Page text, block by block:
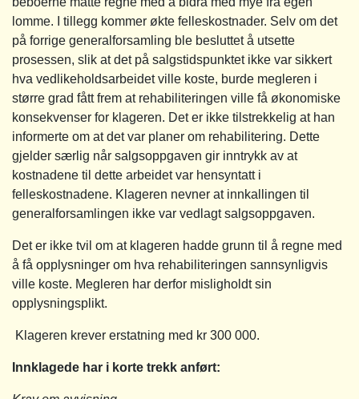
lomme. I tillegg kommer økte felleskostnader. Selv om det
på forrige generalforsamling ble besluttet å utsette
prosessen, slik at det på salgstidspunktet ikke var sikkert
hva vedlikeholdsarbeidet ville koste, burde megleren i
større grad fått frem at rehabiliteringen ville få økonomiske
konsekvenser for klageren. Det er ikke tilstrekkelig at han
informerte om at det var planer om rehabilitering. Dette
gjelder særlig når salgsoppgaven gir inntrykk av at
kostnadene til dette arbeidet var hensyntatt i
felleskostnadene. Klageren nevner at innkallingen til
generalforsamlingen ikke var vedlagt salgsoppgaven.
Det er ikke tvil om at klageren hadde grunn til å regne med
å få opplysninger om hva rehabiliteringen sannsynligvis
ville koste. Megleren har derfor misligholdt sin
opplysningsplikt.
Klageren krever erstatning med kr 300 000.
Innklagede har i korte trekk anført: